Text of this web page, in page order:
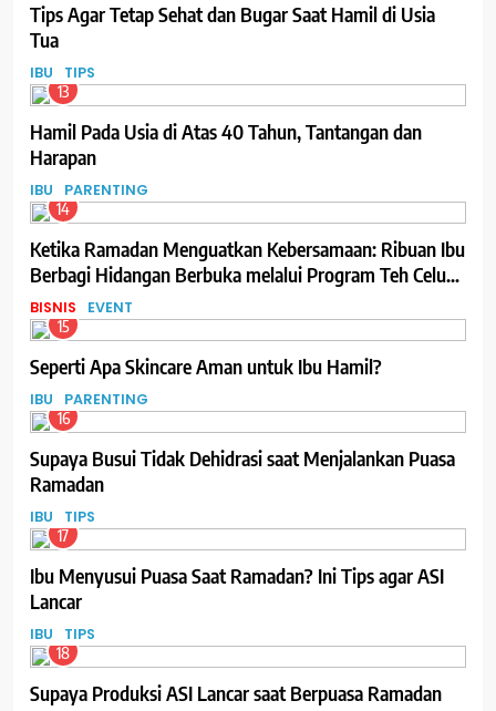
Tips Agar Tetap Sehat dan Bugar Saat Hamil di Usia
Tua
IBU TIPS
13
Hamil Pada Usia di Atas 40 Tahun, Tantangan dan
Harapan
IBU PARENTING
14
Ketika Ramadan Menguatkan Kebersamaan: Ribuan Ibu
Berbagi Hidangan Berbuka melalui Program Teh Celup
Sosro
BISNIS EVENT
15
Seperti Apa Skincare Aman untuk Ibu Hamil?
IBU PARENTING
16
Supaya Busui Tidak Dehidrasi saat Menjalankan Puasa
Ramadan
IBU TIPS
17
Ibu Menyusui Puasa Saat Ramadan? Ini Tips agar ASI
Lancar
IBU TIPS
18
Supaya Produksi ASI Lancar saat Berpuasa Ramadan